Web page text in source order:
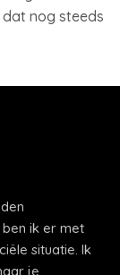
dat nog steeds
ik er met
situatie. Ik
je